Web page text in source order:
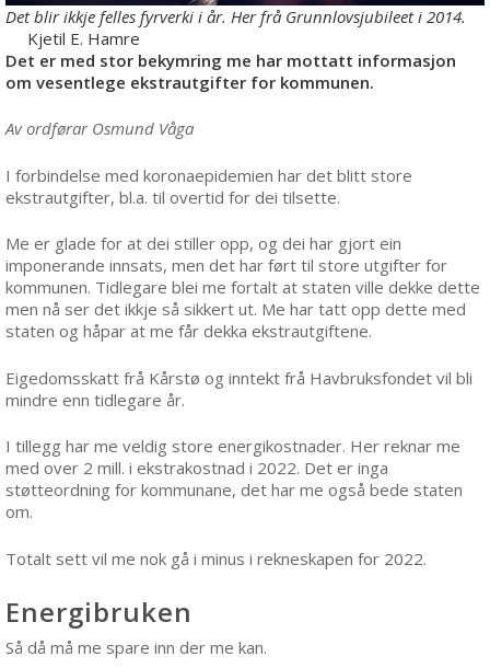
Det blir ikkje felles fyrverki i år. Her frå Grunnlovsjubileet i 2014.
Kjetil E. Hamre
Det er med stor bekymring me har mottatt informasjon
om vesentlege ekstrautgifter for kommunen.
Av ordførar Osmund Våga
I forbindelse med koronaepidemien har det blitt store
ekstrautgifter, bl.a. til overtid for dei tilsette.
Me er glade for at dei stiller opp, og dei har gjort ein
imponerande innsats, men det har ført til store utgifter for
kommunen. Tidlegare blei me fortalt at staten ville dekke dette
men nå ser det ikkje så sikkert ut. Me har tatt opp dette med
staten og håpar at me får dekka ekstrautgiftene.
Eigedomsskatt frå Kårstø og inntekt frå Havbruksfondet vil bli
mindre enn tidlegare år.
I tillegg har me veldig store energikostnader. Her reknar me
med over 2 mill. i ekstrakostnad i 2022. Det er inga
støtteordning for kommunane, det har me også bede staten
om.
Totalt sett vil me nok gå i minus i rekneskapen for 2022.
Energibruken
Så då må me spare inn der me kan.